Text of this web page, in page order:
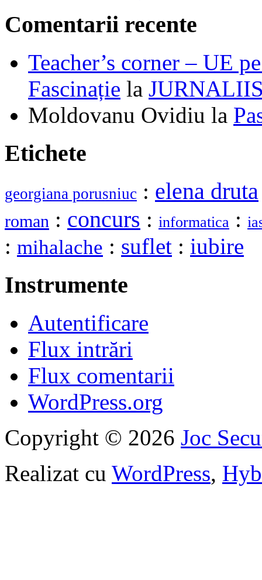
Comentarii recente
Teacher’s corner – UE
Fascinație la
Moldovanu Ovidiu la
Etichete
georgiana porusniuc : elena druta
roman : concurs : informatica :
: mihalache : suflet : iubire
Instrumente
Autentificare
Flux intrări
Flux comentarii
WordPress.org
Copyright © 2026 Joc
Realizat cu WordPress,